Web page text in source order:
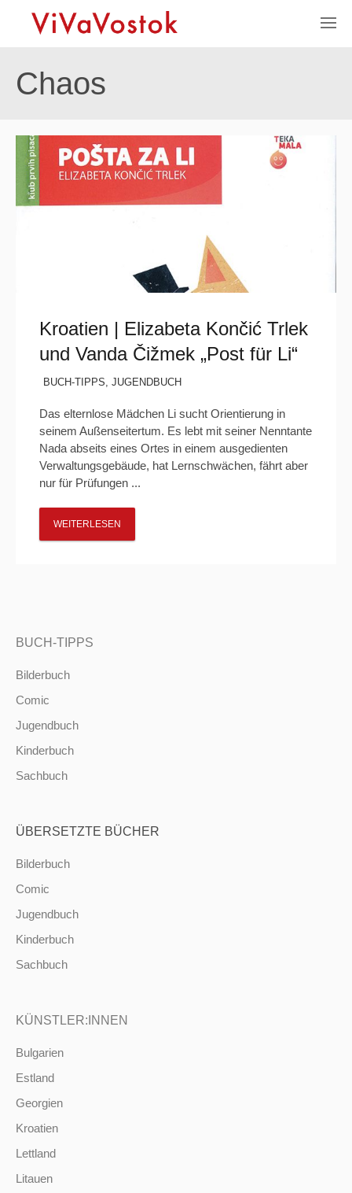
Chaos
Kroatien | Elizabeta Končić Trlek
und Vanda Čižmek „Post für Li“
BUCH-TIPPS, JUGENDBUCH
Das elternlose Mädchen Li sucht Orientierung in
seinem Außenseitertum. Es lebt mit seiner Nenntante
Nada abseits eines Ortes in einem ausgedienten
Verwaltungsgebäude, hat Lernschwächen, fährt aber
nur für Prüfungen ...
WEITERLESEN
BUCH-TIPPS
Bilderbuch
Comic
Jugendbuch
Kinderbuch
Sachbuch
ÜBERSETZTE BÜCHER
Bilderbuch
Comic
Jugendbuch
Kinderbuch
Sachbuch
KÜNSTLER:INNEN
Bulgarien
Estland
Georgien
Kroatien
Lettland
Litauen